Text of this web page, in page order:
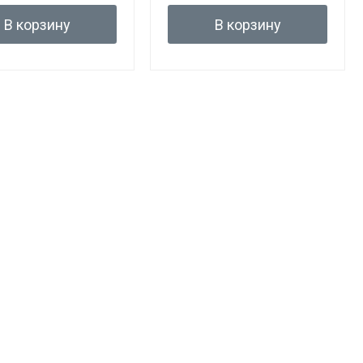
В корзину В корзину